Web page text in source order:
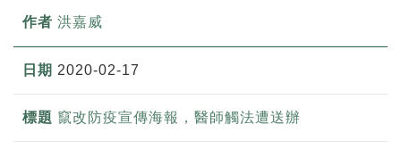
洪嘉威
2020-02-17
竄改防疫宣傳海報，醫師觸法遭送辦